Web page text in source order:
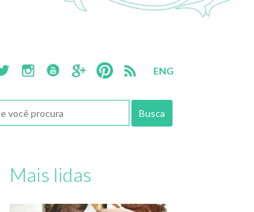
ENG
Mais lidas